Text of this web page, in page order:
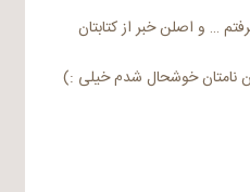
… و اصلن خبر از کتابتان
نامتان خوشحال شدم خیلی :)